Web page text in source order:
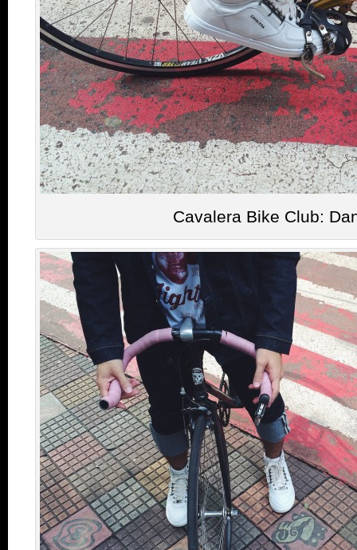
Cavalera Bike Club: